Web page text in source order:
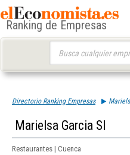
Ranking de Empresas
Directorio Ranking Empresas
Marielsa Garcia Sl
Restaurantes | Cuenca